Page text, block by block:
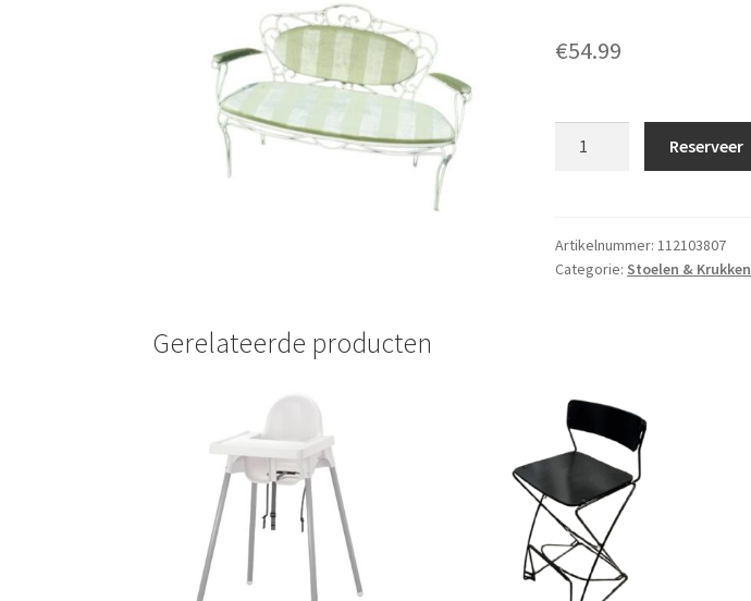
€54.99
Reserveer
Artikelnummer:112103807
Categorie: Stoelen & Krukken
Gerelateerde producten